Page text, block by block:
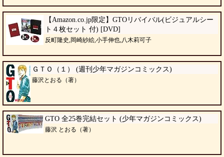
【Amazon.co.jp限定】GTOリバイバル(ビジュアルシー
ト４枚セット 付) [DVD]
反町隆史,岡崎紗絵,小手伸也,八木莉可子
ＧＴＯ（１） (週刊少年マガジンコミックス)
藤沢とおる（著）
GTO 全25巻完結セット (少年マガジンコミックス)
藤沢 とおる（著）